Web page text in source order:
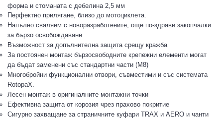
форма и стоманата с дебелина 2,5 мм
Перфектно прилягане, близо до мотоциклета.
Напълно сваляем с новоразработените, още по-здрави закопчалки
за бързо освобождаване
Възможност за допълнителна защита срещу кражба
За постоянен монтаж бързосвободните крепежни елементи могат
да бъдат заменени със стандартни части (M8)
Многобройни функционални отвори, съвместими и със системата
RotopaX.
Лесен монтаж в оригиналните монтажни точки
Ефективна защита от корозия чрез прахово покритие
Сигурно захващане за страничните куфари TRAX и AERO и чанти